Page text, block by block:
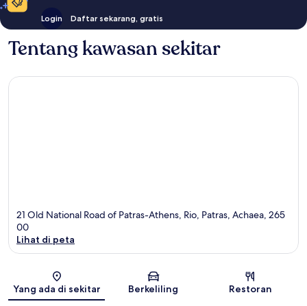
Login Daftar sekarang, gratis
Tentang kawasan sekitar
21 Old National Road of Patras-Athens, Rio, Patras, Achaea, 265
00
Lihat di peta
Yang ada di sekitar Berkeliling Restoran